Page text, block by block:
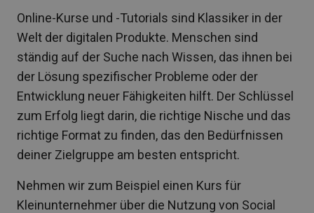
Online-Kurse und -Tutorials sind Klassiker in der
Welt der digitalen Produkte. Menschen sind
ständig auf der Suche nach Wissen, das ihnen bei
der Lösung spezifischer Probleme oder der
Entwicklung neuer Fähigkeiten hilft. Der Schlüssel
zum Erfolg liegt darin, die richtige Nische und das
richtige Format zu finden, das den Bedürfnissen
deiner Zielgruppe am besten entspricht.
Nehmen wir zum Beispiel einen Kurs für
Kleinunternehmer über die Nutzung von Social